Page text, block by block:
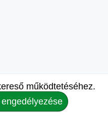
működtetéséhez.